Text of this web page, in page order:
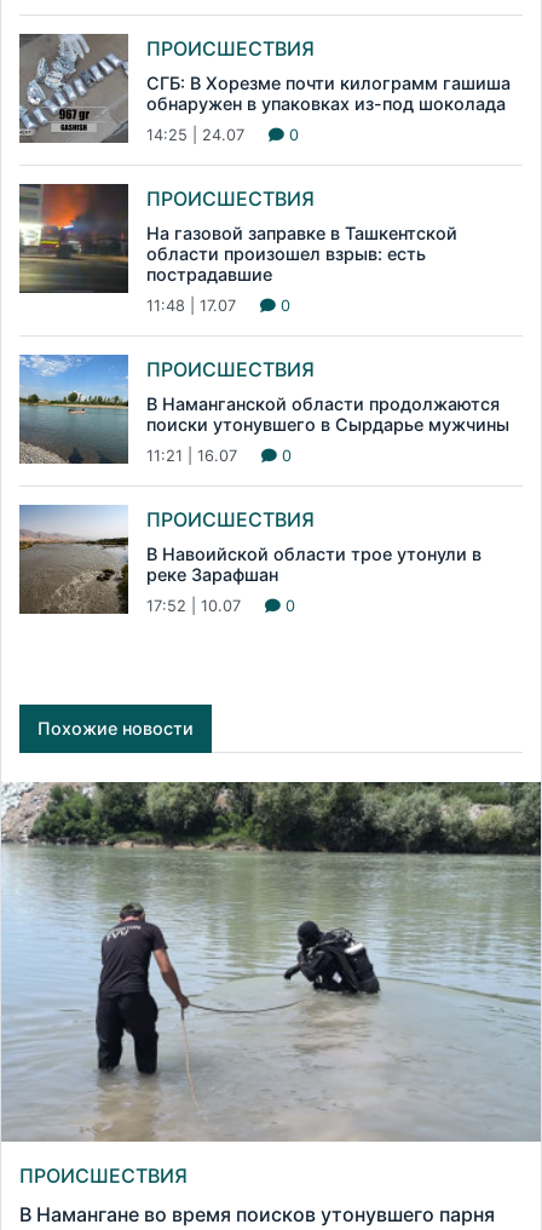
ПРОИСШЕСТВИЯ
СГБ: В Хорезме почти килограмм гашиша
обнаружен в упаковках из-под шоколада
14:25 | 24.07 0
ПРОИСШЕСТВИЯ
На газовой заправке в Ташкентской
области произошел взрыв: есть
пострадавшие
11:48 | 17.07 0
ПРОИСШЕСТВИЯ
В Наманганской области продолжаются
поиски утонувшего в Сырдарье мужчины
11:21 | 16.07 0
ПРОИСШЕСТВИЯ
В Навоийской области трое утонули в
реке Зарафшан
17:52 | 10.07 0
Похожие новости
ПРОИСШЕСТВИЯ
В Намангане во время поисков утонувшего парня